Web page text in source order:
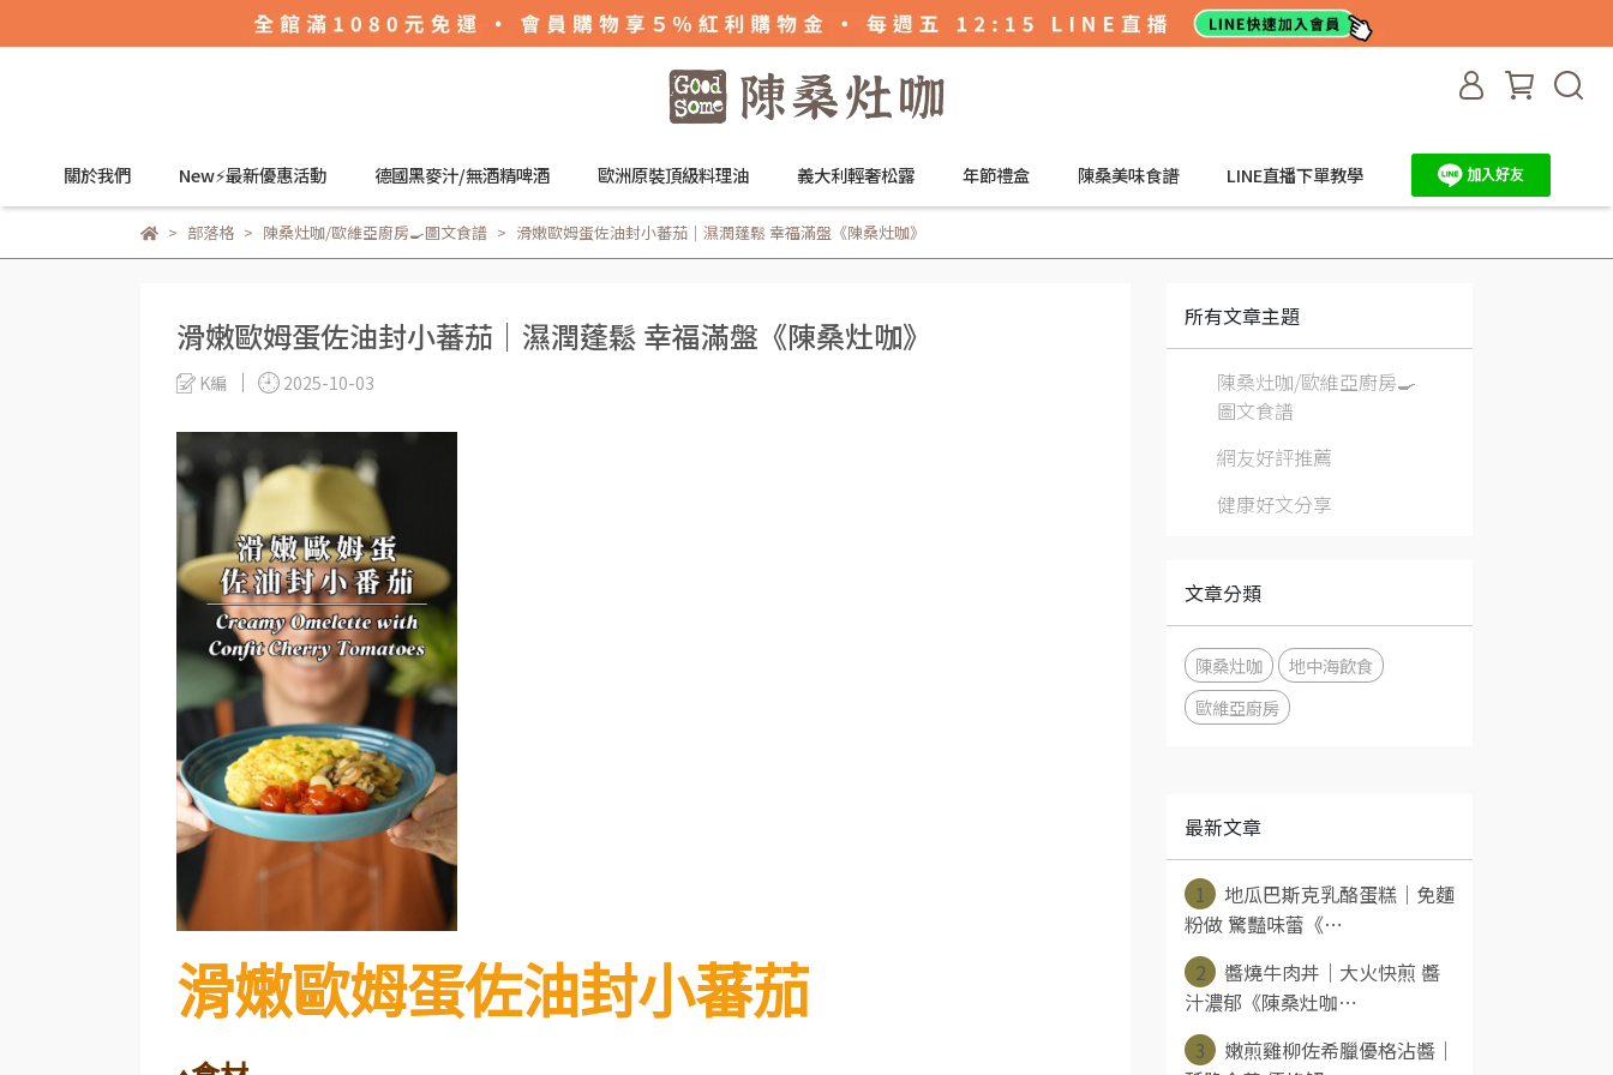
關於我們 New⚡最新優惠活動 德國黑麥汁/無酒精啤酒 歐洲原裝頂級料理油 義大利輕奢松露 年節禮盒 陳桑美味食譜 LINE直播下單教學
部落格 陳桑灶咖/歐維亞廚房🍳圖文食譜 滑嫩歐姆蛋佐油封小蕃茄｜濕潤蓬鬆 幸福滿盤《陳桑灶咖》
滑嫩歐姆蛋佐油封小蕃茄｜濕潤蓬鬆 幸福滿盤《陳桑灶咖》
K編 2025-10-03
滑嫩歐姆蛋佐油封小蕃茄
所有文章主題
陳桑灶咖/歐維亞廚房🍳
圖文食譜
網友好評推薦
健康好文分享
文章分類
陳桑灶咖
地中海飲食
歐維亞廚房
最新文章
1
地瓜巴斯克乳酪蛋糕｜免麵
粉做 驚豔味蕾《⋯
2
醬燒牛肉丼｜大火快煎 醬
汁濃郁《陳桑灶咖⋯
3
嫩煎雞柳佐希臘優格沾醬｜